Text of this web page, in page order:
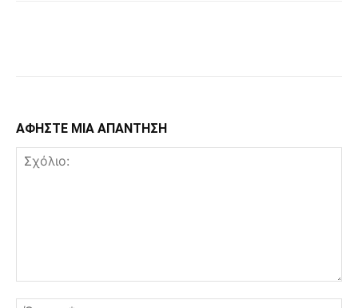
ΑΦΗΣΤΕ ΜΙΑ ΑΠΑΝΤΗΣΗ